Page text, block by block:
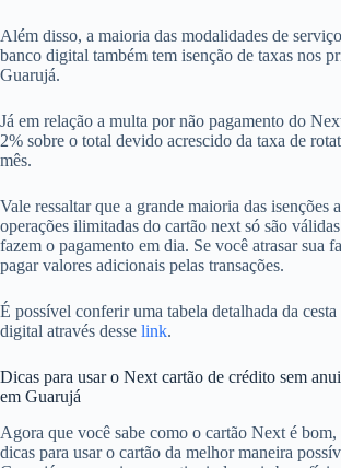
Além disso, a maioria das modalidades de
banco digital também tem isenção de taxas nos
Guarujá.
Já em relação a multa por não pagamento do
2% sobre o total devido acrescido da taxa de
mês.
Vale ressaltar que a grande maioria das isenções
operações ilimitadas do cartão next só são
fazem o pagamento em dia. Se você atrasar sua
pagar valores adicionais pelas transações.
É possível conferir uma tabela detalhada da
digital através desse link.
Dicas para usar o Next cartão de crédito sem
em Guarujá
Agora que você sabe como o cartão Next é
dicas para usar o cartão da melhor maneira